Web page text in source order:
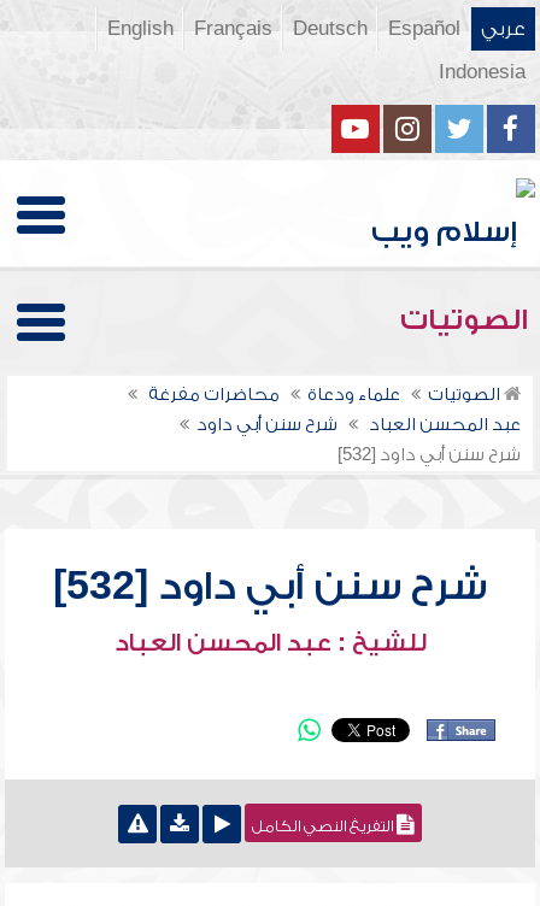
عربي Español
Deutsch
Français
English
Indonesia
الصوتيات
الصوتيات علماء ودعاة
محاضرات مفرغة
عبد المحسن العباد
شرح سنن أبي داود
شرح سنن أبي داود [532]
شرح سنن أبي داود [532]
للشيخ : عبد المحسن العباد
التفريغ النصي الكامل